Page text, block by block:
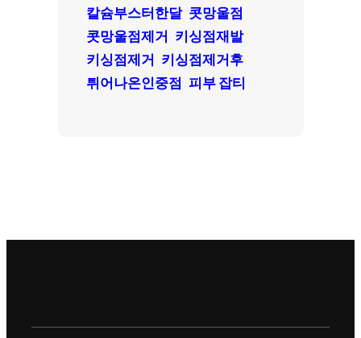
칼슘부스터한달 콧망울점
콧망울점제거 키싱점재발
키싱점제거 키싱점제거후
튀어나온인중점 피부 잡티